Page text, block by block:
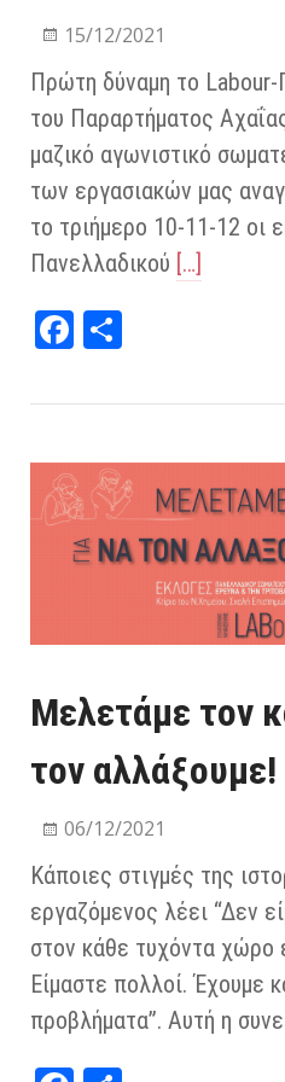
15/12/2021
Πρώτη δύναμη το
του Παραρτήματος
μαζικό αγωνιστικό
των εργασιακών μας
το τριήμερο 10-11-12 οι
Πανελλαδικού […]
Fa
bo ρα
εί
τε
Μελετάμε τον
τον αλλάξουμε!
06/12/2021
Κάποιες στιγμές της
εργαζόμενος λέει “Δεν
στον κάθε τυχόντα χώρο
Είμαστε πολλοί. Έχουμε
προβλήματα”. Αυτή η